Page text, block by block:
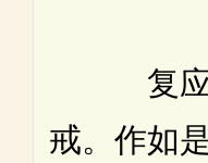
复应自
戒。作如